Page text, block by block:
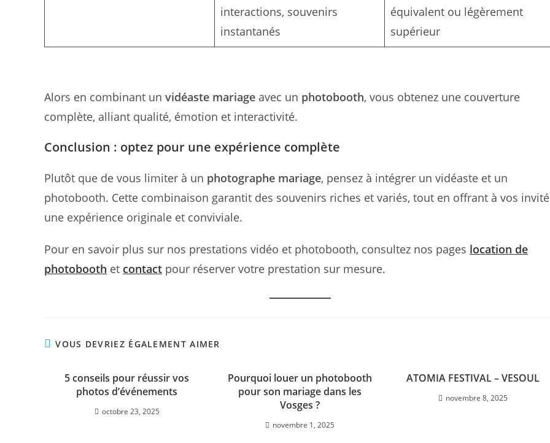
interactions, souvenirs
instantanés
équivalent ou légèrement
supérieur
Alors en combinant un vidéaste mariage avec un photobooth, vous obtenez une couverture
complète, alliant qualité, émotion et interactivité.
Conclusion : optez pour une expérience complète
Plutôt que de vous limiter à un photographe mariage, pensez à intégrer un vidéaste et un
photobooth. Cette combinaison garantit des souvenirs riches et variés, tout en offrant à vos
une expérience originale et conviviale.
Pour en savoir plus sur nos prestations vidéo et photobooth, consultez nos pages location de
photobooth et contact pour réserver votre prestation sur mesure.
VOUS DEVRIEZ ÉGALEMENT AIMER
5 conseils pour réussir vos
photos d’événements
octobre 23, 2025
Pourquoi louer un photobooth
pour son mariage dans les
Vosges ?
novembre 1, 2025
ATOMIA FESTIVAL – VESOUL
novembre 8, 2025